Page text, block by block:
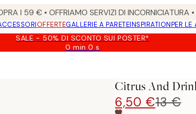
I 59 € • OFFRIAMO SERVIZI DI
OFFERTEGALLERIE A PARETEINSPIRATIONPER LE
SALE - 50% DI SCONTO SUI POSTER*
0 min0 s
Valido
Citrus And
6,50 €13 €